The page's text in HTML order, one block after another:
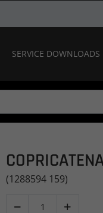
SERVICE DOWNLOADS
(1288594 159)
 